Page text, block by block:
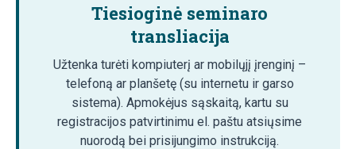
Tiesioginė seminaro
transliacija
Užtenka turėti kompiuterį ar mobilųjį įrenginį –
telefoną ar planšetę (su internetu ir garso
sistema). Apmokėjus sąskaitą, kartu su
registracijos patvirtinimu el. paštu atsiųsime
nuorodą bei prisijungimo instrukciją.